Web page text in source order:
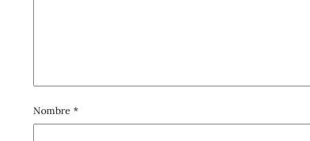
Nombre *